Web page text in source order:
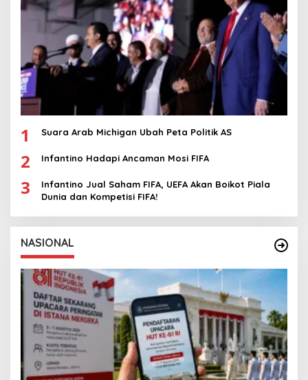
1 Suara Arab Michigan Ubah Peta Politik AS
2 Infantino Hadapi Ancaman Mosi FIFA
3
Infantino Jual Saham FIFA, UEFA Akan Boikot Piala
Dunia dan Kompetisi FIFA!
NASIONAL